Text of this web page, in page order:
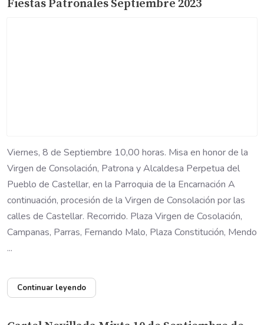
Fiestas Patronales Septiembre 2023
Viernes, 8 de Septiembre 10,00 horas. Misa en honor de la
Virgen de Consolación, Patrona y Alcaldesa Perpetua del
Pueblo de Castellar, en la Parroquia de la Encarnación A
continuación, procesión de la Virgen de Consolación por las
calles de Castellar. Recorrido. Plaza Virgen de Cosolación,
Campanas, Parras, Fernando Malo, Plaza Constitución, Mendo
...
Continuar leyendo